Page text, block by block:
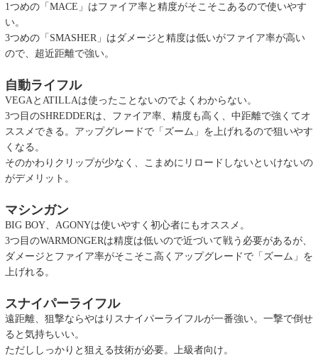
1つめの「MACE」はファイア率と精度がそこそこあるので使いやす
い。
3つめの「SMASHER」はダメージと精度は低いがファイア率が高い
ので、超近距離で強い。
自動ライフル
VEGAとATILLAは使ったことないのでよくわからない。
3つ目のSHREDDERは、ファイア率、精度も高く、中距離で強くてオ
ススメできる。アップグレードで「ズーム」を上げれるので狙いやす
くなる。
そのかわりクリップが少なく、こまめにリロードしないといけないの
がデメリット。
マシンガン
BIG BOY、AGONYは使いやすく初心者にもオススメ。
3つ目のWARMONGERは精度は低いので近づいて戦う必要があるが、
ダメージとファイア率がそこそこ高くアップグレードで「ズーム」を
上げれる。
スナイパーライフル
遠距離、狙撃ならやはりスナイパーライフルが一番強い。一撃で倒せ
ると気持ちいい。
ただししっかりと狙える技術が必要。上級者向け。